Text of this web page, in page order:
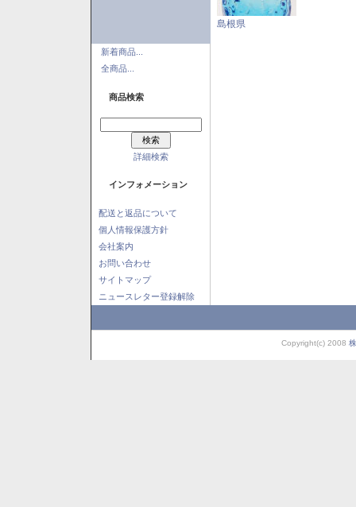
新着商品...
全商品...
商品検索
詳細検索
インフォメーション
配送と返品について
個人情報保護方針
会社案内
お問い合わせ
サイトマップ
ニュースレター登録解除
島根県
Copyright(c) 2008